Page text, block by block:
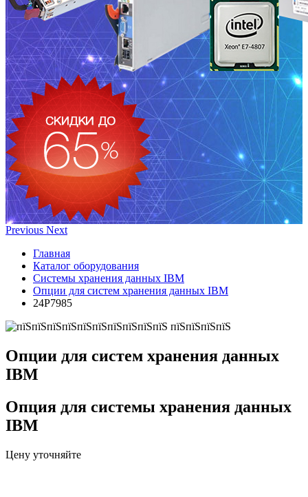
Previous Next
Главная
Каталог оборудования
Системы хранения данных IBM
Опции для систем хранения данных IBM
24P7985
Опции для систем хранения данных
IBM
Опция для системы хранения данных
IBM
Цену уточняйте